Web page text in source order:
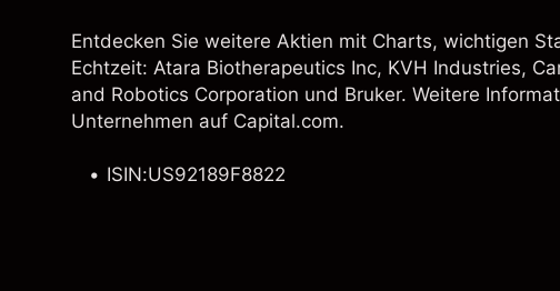
Entdecken Sie weitere Aktien mit Charts, wichtigen
Echtzeit: Atara Biotherapeutics Inc, KVH Industries,
and Robotics Corporation und Bruker. Weitere
Unternehmen auf Capital.com.
ISIN:US92189F8822